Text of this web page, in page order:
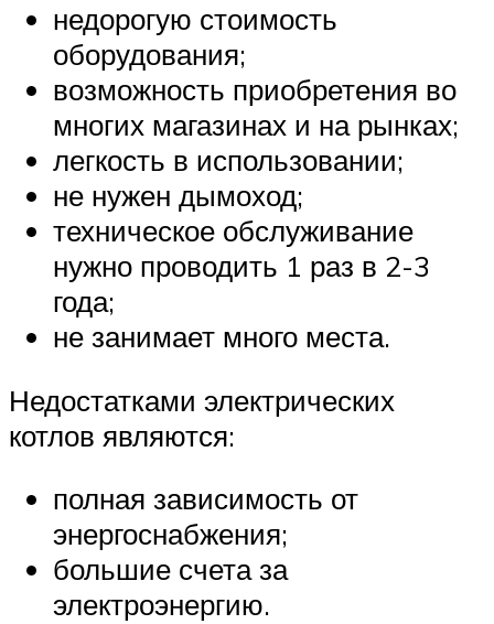
недорогую стоимость
оборудования;
возможность приобретения во
многих магазинах и на рынках;
легкость в использовании;
не нужен дымоход;
техническое обслуживание
нужно проводить 1 раз в 2-3
года;
не занимает много места.
Недостатками электрических
котлов являются:
полная зависимость от
энергоснабжения;
большие счета за
электроэнергию.